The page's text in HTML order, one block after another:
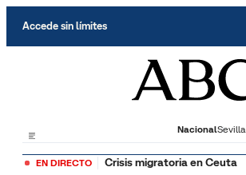
Accede sin límites
NacionalSevilla
EN DIRECTO Crisis migratoria en Ceuta